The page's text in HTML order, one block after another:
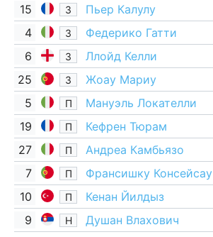
15
З
Пьер Калулу
4
З Федерико Гатти
6 З Ллойд Келли
25 З Жоау Мариу
5 П Мануэль Локателли
19 П Кефрен Тюрам
27 П
Андреа Камбьязо
7
П Франсишку Консейсау
10 П
Кенан Йилдыз
9
Н Душан Влахович